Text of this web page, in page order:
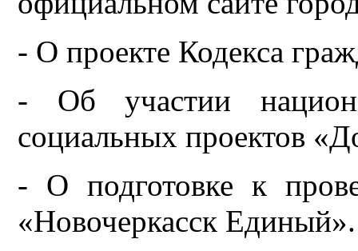
- О проекте Кодекса
- Об участии
социальных проектов
- О подготовке к
«Новочеркасск Единый».